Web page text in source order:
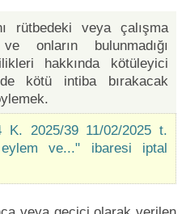
rütbedeki veya çalışma
onların bulunmadığı
hakkında kötüleyici
kötü intiba bırakacak
K. 2025/39 11/02/2025 t.
ve..." ibaresi iptal